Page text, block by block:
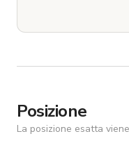
Posizione
La posizione esatta